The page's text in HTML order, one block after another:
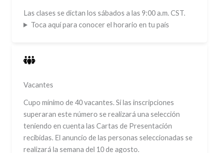
Las clases se dictan los sábados a las 9:00 a.m. CST.
Toca aquí para conocer el horario en tu país
Vacantes
Cupo mínimo de 40 vacantes. Si las inscripciones
superaran este número se realizará una selección
teniendo en cuenta las Cartas de Presentación
recibidas. El anuncio de las personas seleccionadas se
realizará la semana del 10 de agosto.